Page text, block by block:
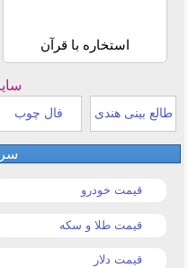
استخاره با قرآن
طالع بینی هندی فال چوب
قیمت خودرو
قیمت طلا و سکه
قیمت دلار